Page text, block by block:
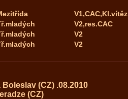
V1,CAC,Kl.vítěz
V2,res.CAC
V2
V2
(CZ) .08.2010
(CZ)